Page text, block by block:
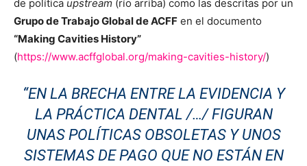
de política upstream (río arriba) como las descritas por un
Grupo de Trabajo Global de ACFF en el documento
“Making Cavities History”
(https://www.acffglobal.org/making-cavities-history/)
“EN LA BRECHA ENTRE LA EVIDENCIA Y
LA PRÁCTICA DENTAL /…/ FIGURAN
UNAS POLÍTICAS OBSOLETAS Y UNOS
SISTEMAS DE PAGO QUE NO ESTÁN EN